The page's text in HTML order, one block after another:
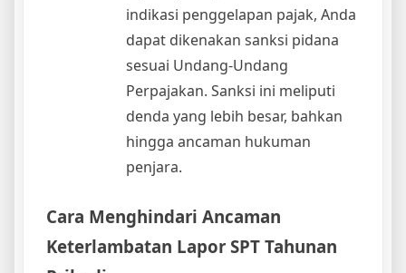
indikasi penggelapan pajak, Anda
dapat dikenakan sanksi pidana
sesuai Undang-Undang
Perpajakan. Sanksi ini meliputi
denda yang lebih besar, bahkan
hingga ancaman hukuman
penjara.
Cara Menghindari Ancaman
Keterlambatan Lapor SPT Tahunan